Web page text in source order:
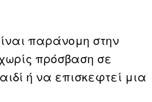
παράνομη στην
πρόσβαση σε
ή να επισκεφτεί μια